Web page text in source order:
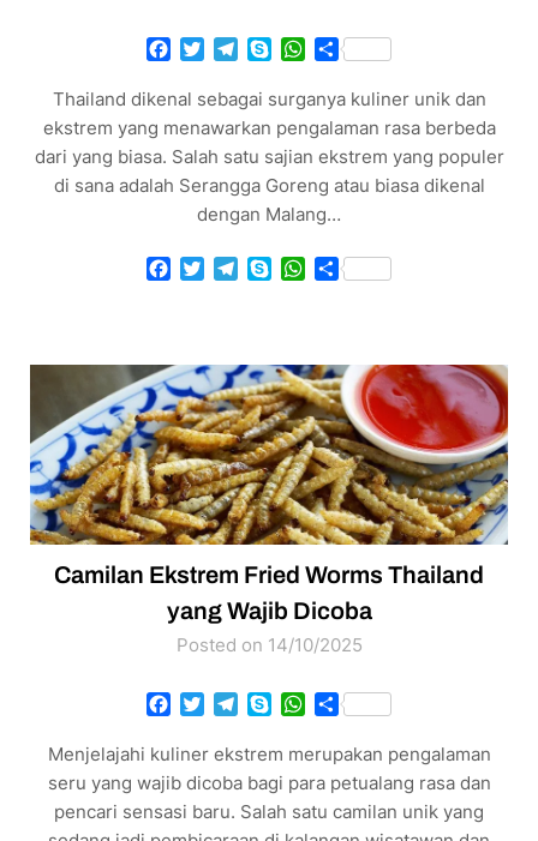
Facebook
TwitterTelegram
SkypeWhatsApp
Share
Thailand dikenal sebagai surganya kuliner unik dan
ekstrem yang menawarkan pengalaman rasa berbeda
dari yang biasa. Salah satu sajian ekstrem yang populer
di sana adalah Serangga Goreng atau biasa dikenal
dengan Malang…
Facebook
TwitterTelegram
SkypeWhatsApp
Share
Camilan Ekstrem Fried Worms Thailand
yang Wajib Dicoba
Posted on 14/10/2025
Facebook
TwitterTelegram
SkypeWhatsApp
Share
Menjelajahi kuliner ekstrem merupakan pengalaman
seru yang wajib dicoba bagi para petualang rasa dan
pencari sensasi baru. Salah satu camilan unik yang